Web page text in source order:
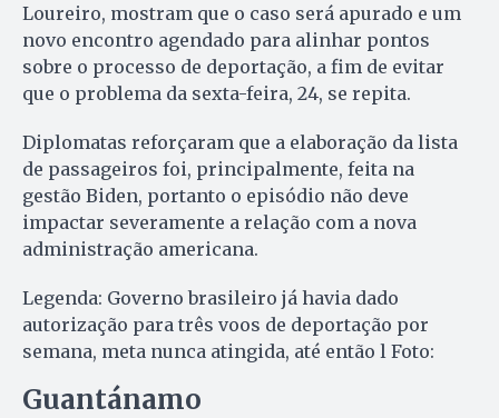
Loureiro, mostram que o caso será apurado e um
novo encontro agendado para alinhar pontos
sobre o processo de deportação, a fim de evitar
que o problema da sexta-feira, 24, se repita.
Diplomatas reforçaram que a elaboração da lista
de passageiros foi, principalmente, feita na
gestão Biden, portanto o episódio não deve
impactar severamente a relação com a nova
administração americana.
Legenda: Governo brasileiro já havia dado
autorização para três voos de deportação por
semana, meta nunca atingida, até então l Foto:
Guantánamo